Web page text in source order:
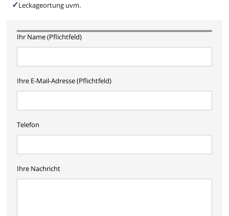
Leckageortung uvm.
Ihr Name (Pflichtfeld)
Ihre E-Mail-Adresse (Pflichtfeld)
Telefon
Ihre Nachricht